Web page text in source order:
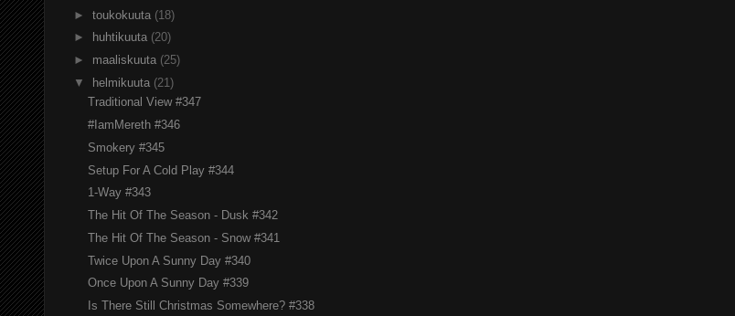
► toukokuuta (18)
►
huhtikuuta (20)
► maaliskuuta (25)
▼
helmikuuta (21)
Traditional View #347
#IamMereth #346
Smokery #345
Setup For A Cold Play #344
1-Way #343
The Hit Of The Season - Dusk #342
The Hit Of The Season - Snow #341
Twice Upon A Sunny Day #340
Once Upon A Sunny Day #339
Is There Still Christmas Somewhere? #338